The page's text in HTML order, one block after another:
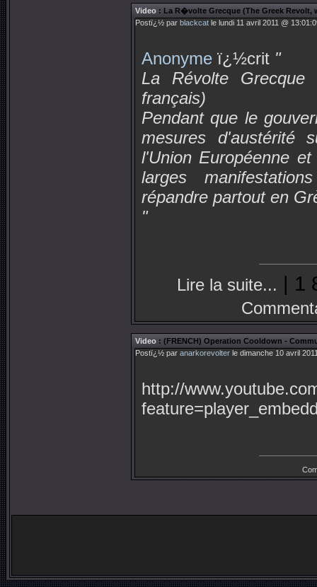
Video : La R�volte Grecque (The Greek Revolt,
Postï¿½ par blackcat le lundi 11 avril 2011 @
Anonyme ï¿½crit "
La Révolte
français)
Pendant que le
mesures d'austérité
l'Union Européenne
larges
répandre partout en
"
Lire la suite... | 1
Video : (FRENCH) Operation Cooldown -
Postï¿½ par anarkorevolter le dimanche 10 avril
http://